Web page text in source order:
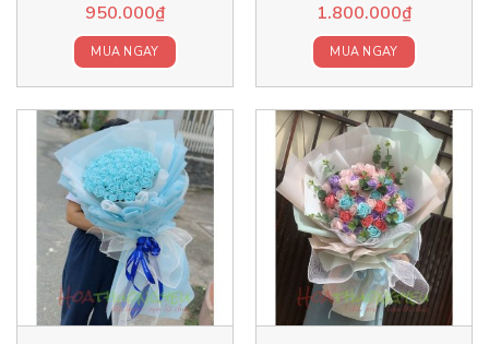
950.000₫
MUA NGAY
1.800.000₫
MUA NGAY